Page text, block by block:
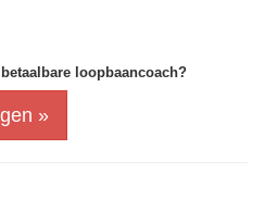
wordt realiteit en werken
loopbaancoach?
»